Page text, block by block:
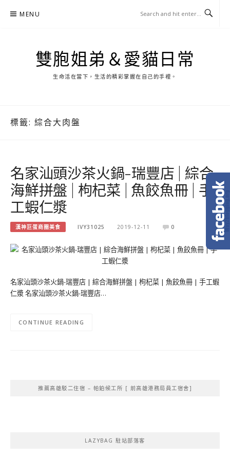
MENU
雙胞姐弟＆愛貓日常
生命活在當下，生活的精彩掌握在自己的手裡。
標籤: 綜合大肉盤
名家汕頭沙茶火鍋-瑞豐店 | 綜合
海鮮拼盤 | 枸杞菜 | 魚餃魚冊 | 手
工蝦仁漿
漢神巨蛋商圈美食 IVY31025 2019-12-11 0
名家汕頭沙茶火鍋-瑞豐店 | 綜合海鮮拼盤 | 枸杞菜 | 魚餃魚冊 | 手工蝦
仁漿 名家汕頭沙茶火鍋-瑞豐店…
CONTINUE READING
推薦高雄駁二住宿 – 帕鉑候工所 [ 前高雄港務局員工宿舍]
LAZYBAG 駐站部落客